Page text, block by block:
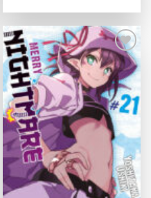
Ajouter
à la
wishlist